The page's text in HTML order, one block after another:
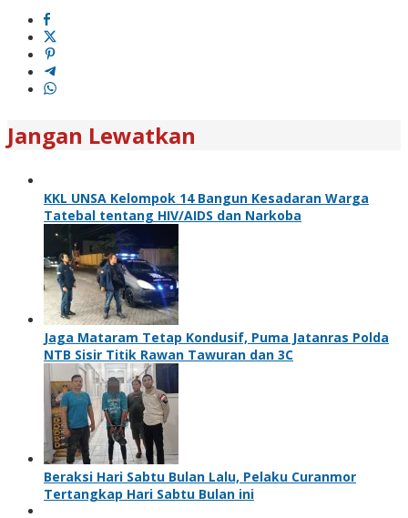
Jangan Lewatkan
KKL UNSA Kelompok 14 Bangun Kesadaran Warga
Tatebal tentang HIV/AIDS dan Narkoba
Jaga Mataram Tetap Kondusif, Puma Jatanras Polda
NTB Sisir Titik Rawan Tawuran dan 3C
Beraksi Hari Sabtu Bulan Lalu, Pelaku Curanmor
Tertangkap Hari Sabtu Bulan ini